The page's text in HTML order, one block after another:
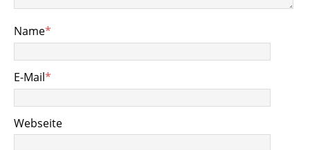
Name*
E-Mail*
Webseite